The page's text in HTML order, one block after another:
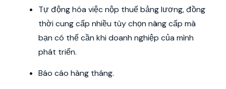
Tự động hóa việc nộp thuế bảng lương, đồng
thời cung cấp nhiều tùy chọn nâng cấp mà
bạn có thể cần khi doanh nghiệp của mình
phát triển.
Báo cáo hàng tháng.